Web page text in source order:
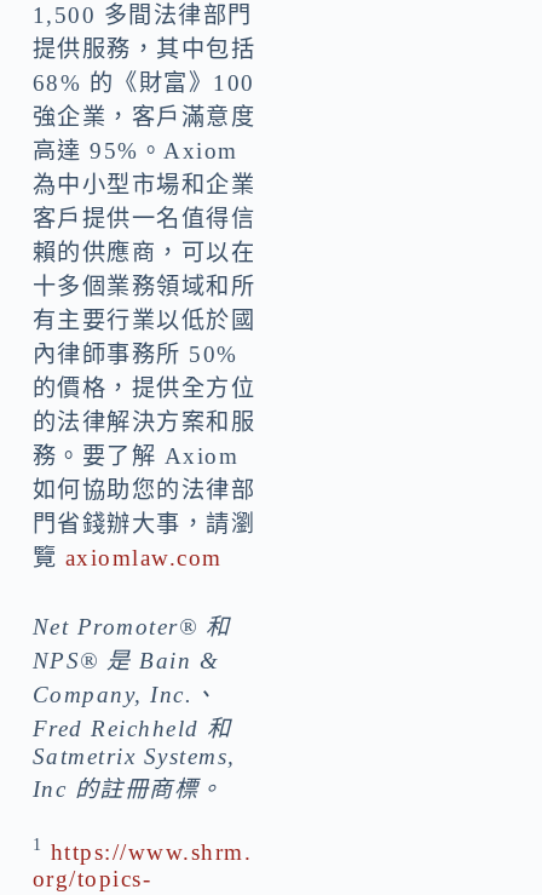
1,500 多間法律部門
提供服務，其中包括
68% 的《財富》100
強企業，客戶滿意度
高達 95%。Axiom
為中小型市場和企業
客戶提供一名值得信
賴的供應商，可以在
十多個業務領域和所
有主要行業以低於國
內律師事務所 50%
的價格，提供全方位
的法律解決方案和服
務。要了解 Axiom
如何協助您的法律部
門省錢辦大事，請瀏
覽 axiomlaw.com
Net Promoter® 和
NPS® 是 Bain &
Company, Inc.、
Fred Reichheld 和
Satmetrix Systems,
Inc 的註冊商標。
1 https://www.shrm.
org/topics-